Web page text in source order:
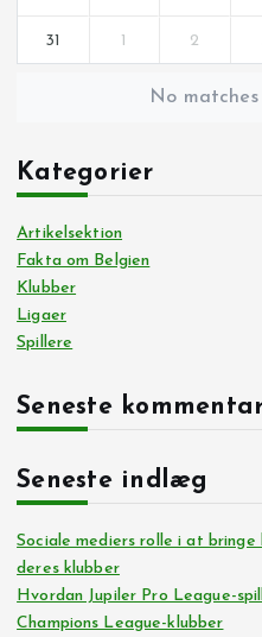
31 1 2
No
Kategorier
Artikelsektion
Fakta om Belgien
Klubber
Ligaer
Spillere
Seneste
Seneste indlæg
Sociale mediers rolle i at
deres klubber
Hvordan Jupiler Pro League-
Champions League-klubber